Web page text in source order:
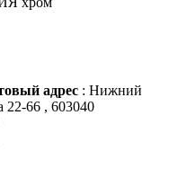
адрес : Нижний
66 , 603040